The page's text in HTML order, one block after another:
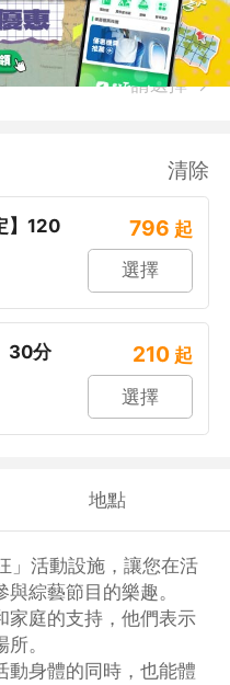
請選擇
清除
】120
796 起
選擇
30分
210 起
選擇
地點
」活動設施，讓您在活
綜藝節目的樂趣。
家庭的支持，他們表示
。
動身體的同時，也能體